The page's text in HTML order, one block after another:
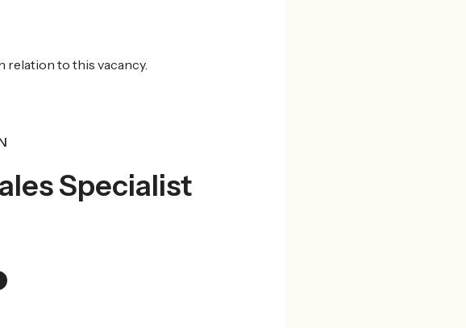
relation to this vacancy.
Specialist